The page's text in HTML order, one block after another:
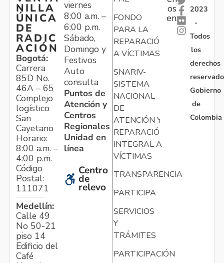
NILLA
ÚNICA
DE
RADIC
ACIÓN
Bogotá:
Carrera
85D No.
46A – 65
Complejo
logístico
San
Cayetano
Horario:
8:00 a.m. –
4:00 p.m.
Código
Postal:
111071
Medellín:
Calle 49
No 50-21
piso 14
Edificio del
Café
viernes
8:00 a.m. –
6:00 p.m.
Sábado,
Domingo y
Festivos
Auto
consulta
Puntos de
Atención y
Centros
Regionales
Unidad en
línea
Centro
de
relevo
FONDO
PARA LA
REPARACIÓN
A VÍCTIMAS
SNARIV-
SISTEMA
NACIONAL
DE
ATENCIÓN Y
REPARACIÓN
INTEGRAL A
VÍCTIMAS
TRANSPARENCIA
PARTICIPA
SERVICIOS
Y
TRÁMITES
PARTICIPACIÓN
os
en:
2023
-
Todos
los
derechos
Gobierno
de
Colombia